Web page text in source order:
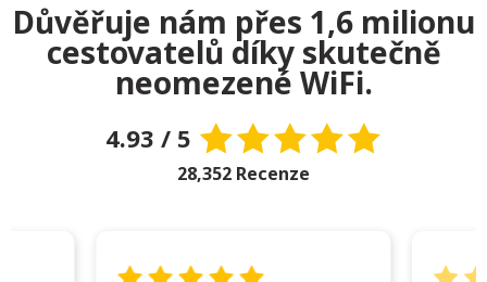
Důvěřuje nám přes 1,6 milionu
cestovatelů díky skutečně
neomezené WiFi.
4.93 / 5
28,352 Recenze